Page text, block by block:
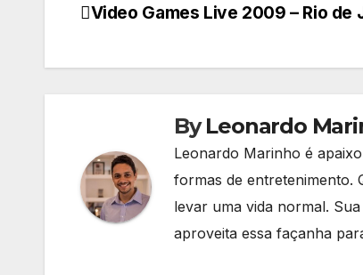
Navegação
Video Games Live 2009 – Rio de
ByLeonardo
Leonardo Marinho é
formas de entretenimento.
levar uma vida normal.
aproveita essa façanha